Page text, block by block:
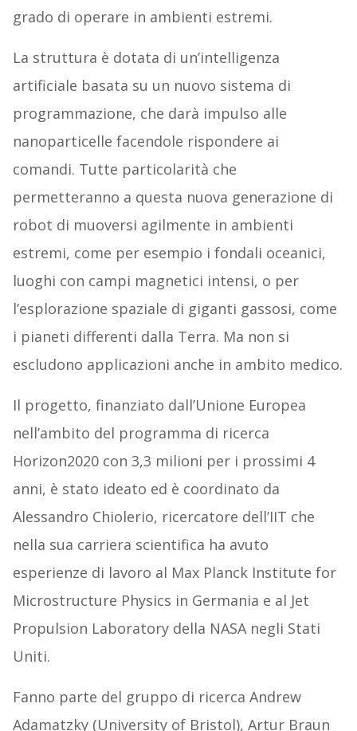
grado di operare in ambienti estremi.
La struttura è dotata di un’intelligenza
artificiale basata su un nuovo sistema di
programmazione, che darà impulso alle
nanoparticelle facendole rispondere ai
comandi. Tutte particolarità che
permetteranno a questa nuova generazione di
robot di muoversi agilmente in ambienti
estremi, come per esempio i fondali oceanici,
luoghi con campi magnetici intensi, o per
l’esplorazione spaziale di giganti gassosi, come
i pianeti differenti dalla Terra. Ma non si
escludono applicazioni anche in ambito medico.
Il progetto, finanziato dall’Unione Europea
nell’ambito del programma di ricerca
Horizon2020 con 3,3 milioni per i prossimi 4
anni, è stato ideato ed è coordinato da
Alessandro Chiolerio, ricercatore dell’IIT che
nella sua carriera scientifica ha avuto
esperienze di lavoro al Max Planck Institute for
Microstructure Physics in Germania e al Jet
Propulsion Laboratory della NASA negli Stati
Uniti.
Fanno parte del gruppo di ricerca Andrew
Adamatzky (University of Bristol), Artur Braun